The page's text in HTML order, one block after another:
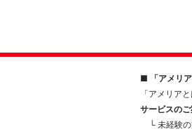
■ 「アメリ
「アメリアと
サービスの
└ 未経験